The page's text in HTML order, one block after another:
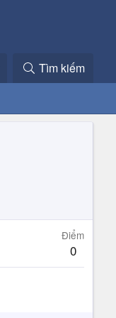
Tìm kiếm
Điểm
0